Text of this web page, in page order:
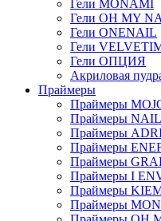
Гели MONAMI
Гели OH MY
Гели ONENAIL
Гели
Гели ОПЦИЯ
Акриловая
Праймеры
Праймеры
Праймеры
Праймеры
Праймеры
Праймеры
Праймеры I
Праймеры
Праймеры